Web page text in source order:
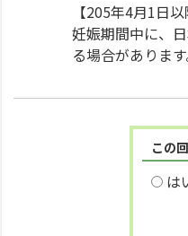
【205年4月1日
妊娠期間中に、
る場合がありま
この
は